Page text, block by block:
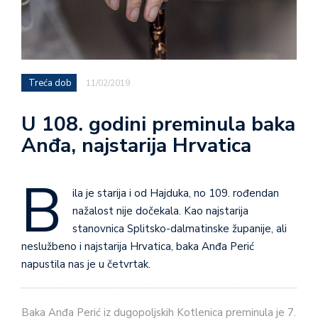
Treća dob 11/02/2019
U 108. godini preminula baka
Anđa, najstarija Hrvatica
B
ila je starija i od Hajduka, no 109. rođendan
nažalost nije dočekala. Kao najstarija
stanovnica Splitsko-dalmatinske županije, ali
neslužbeno i najstarija Hrvatica, baka Anđa Perić
napustila nas je u četvrtak.
Baka Anđa Perić iz dugopoljskih Kotlenica preminula je 7.